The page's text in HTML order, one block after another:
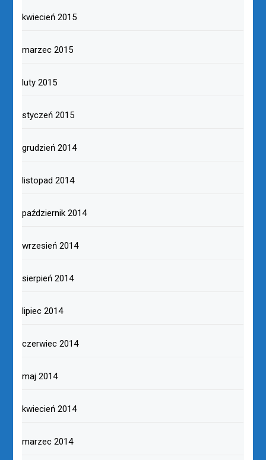
kwiecień 2015
marzec 2015
luty 2015
styczeń 2015
grudzień 2014
listopad 2014
październik 2014
wrzesień 2014
sierpień 2014
lipiec 2014
czerwiec 2014
maj 2014
kwiecień 2014
marzec 2014